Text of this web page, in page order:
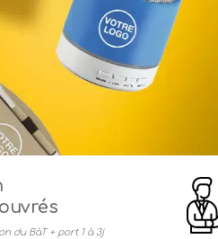
D'ETE
du 17 juillet
du BàT + port 1 à 3j